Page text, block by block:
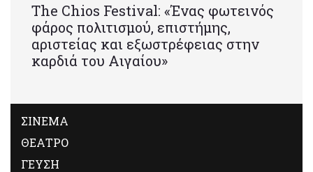
Τhe Chios Festival: «Ένας φωτεινός
φάρος πολιτισμού, επιστήμης,
αριστείας και εξωστρέφειας στην
καρδιά του Αιγαίου»
ΣΙΝΕΜΑ
ΘΕΑΤΡΟ
ΓΕΥΣΗ